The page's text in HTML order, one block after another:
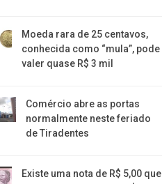
Moeda rara de 25 centavos,
conhecida como “mula”, pode
valer quase R$ 3 mil
Comércio abre as portas
normalmente neste feriado
de Tiradentes
Existe uma nota de R$ 5,00 que